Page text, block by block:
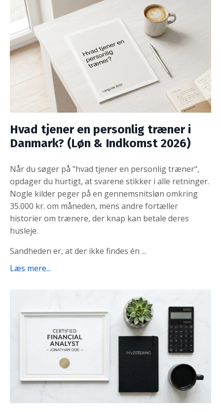
Hvad tjener en personlig træner i
Danmark? (Løn & Indkomst 2026)
Når du søger på "hvad tjener en personlig træner",
opdager du hurtigt, at svarene stikker i alle retninger.
Nogle kilder peger på en gennemsnitsløn omkring
35.000 kr. om måneden, mens andre fortæller
historier om trænere, der knap kan betale deres
husleje.
Sandheden er, at der ikke findes én ...
Læs mere...